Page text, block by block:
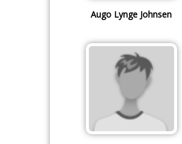
Augo Lynge Johnsen